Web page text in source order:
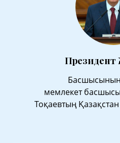
мемлекет
Тоқаевтың